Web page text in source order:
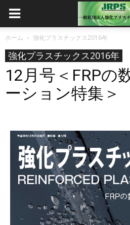
ホーム 強化プラスチックス2016年
強化プラスチックス2016年
12月号＜FRPの
ーション特集＞